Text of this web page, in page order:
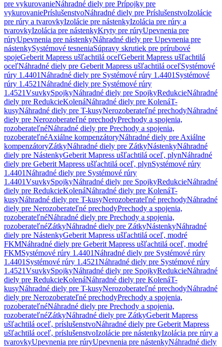
pre vykurovanieNáhradné diely pre Prípojky pre
vykurovaniePríslušenstvoNáhradné diely pre PríslušenstvoIzolácie
pre rúry a tvarovkyIzolácie pre nástenkyIzolácia pre rúry a
tvarovkyIzolácia pre nástenkyKryty pre rúryUpevnenia pre
rúryUpevnenia pre nástenkyNáhradné diely pre Upevnenia pre
nástenkySystémové tesneniaSúpravy skrutiek pre prírubové
spojeGeberit Mapress ušľachtilá oceľGeberit Mapress ušľachtilá
oceľNáhradné diely pre Geberit Mapress ušľachtilá oceľSystémové
rúry 1.4401Náhradné diely pre Systémové rúry 1.4401 Systémové
rúry 1.4521Náhradné diely pre Systémové rúry
1.4521VsuvkySpojkyNáhradné diely pre SpojkyRedukcieNáhradné
diely pre RedukcieKolenáNáhradné diely pre KolenáT-
kusyNáhradné diely pre T-kusyNerozoberateľné prechodyNáhradné
diely pre Nerozoberateľné prechodyPrechody a spojenia,
rozoberateľnéNáhradné diely pre Prechody a spojenia,
rozoberateľnéAxiálne kompenzátoryNáhradné diely pre Axiálne
kompenzátoryZátkyNáhradné diely pre ZátkyNástenkyNáhradné
diely pre NástenkyGeberit Mapress ušľachtilá oceľ, plynNáhradné
diely pre Geberit Mapress ušľachtilá oceľ, plynSystémové rúry
1.4401Náhradné diely pre Systémové rúry
1.4401VsuvkySpojkyNáhradné diely pre SpojkyRedukcieNáhradné
diely pre RedukcieKolenáNáhradné diely pre KolenáT-
kusyNáhradné diely pre T-kusyNerozoberateľné prechodyNáhradné
diely pre Nerozoberateľné prechodyPrechody a spojenia,
rozoberateľnéNáhradné diely pre Prechody a spojenia,
rozoberateľnéZátkyNáhradné diely pre ZátkyNástenkyNáhradné
diely pre NástenkyGeberit Mapress ušľachtilá oceľ, modré
FKMNáhradné diely pre Geberit Mapress ušľachtilá oceľ, modré
FKMSystémové rúry 1.4401Náhradné diely pre Systémové rúry
1.4401 Systémové rúry 1.4521Náhradné diely pre Systémové rúry
1.4521VsuvkySpojkyNáhradné diely pre SpojkyRedukcieNáhradné
diely pre RedukcieKolenáNáhradné diely pre KolenáT-
kusyNáhradné diely pre T-kusyNerozoberateľné prechodyNáhradné
diely pre Nerozoberateľné prechodyPrechody a spojenia,
rozoberateľnéNáhradné diely pre Prechody a spojenia,
rozoberateľnéZátkyNáhradné diely pre ZátkyGeberit Mapress
ušľachtilá oceľ, príslušenstvoNáhradné diely pre Geberit Mapress
ušľachtilá oceľ, príslušenstvoIzolácie pre nástenkyIzolácia pre rúry a
tvarovkyUpevnenia pre rúryUpevnenia pre nástenkyNáhradné diely